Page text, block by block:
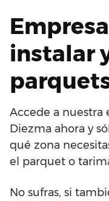
instalar
Accede a nuestra
Diezma ahora y
qué zona
el parquet o
No sufras, si